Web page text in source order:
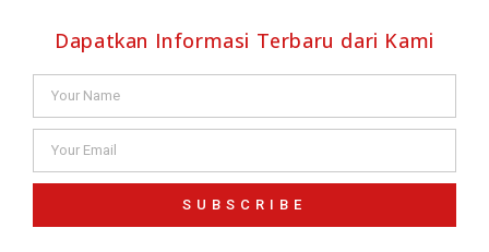
Dapatkan Informasi Terbaru dari Kami
SUBSCRIBE